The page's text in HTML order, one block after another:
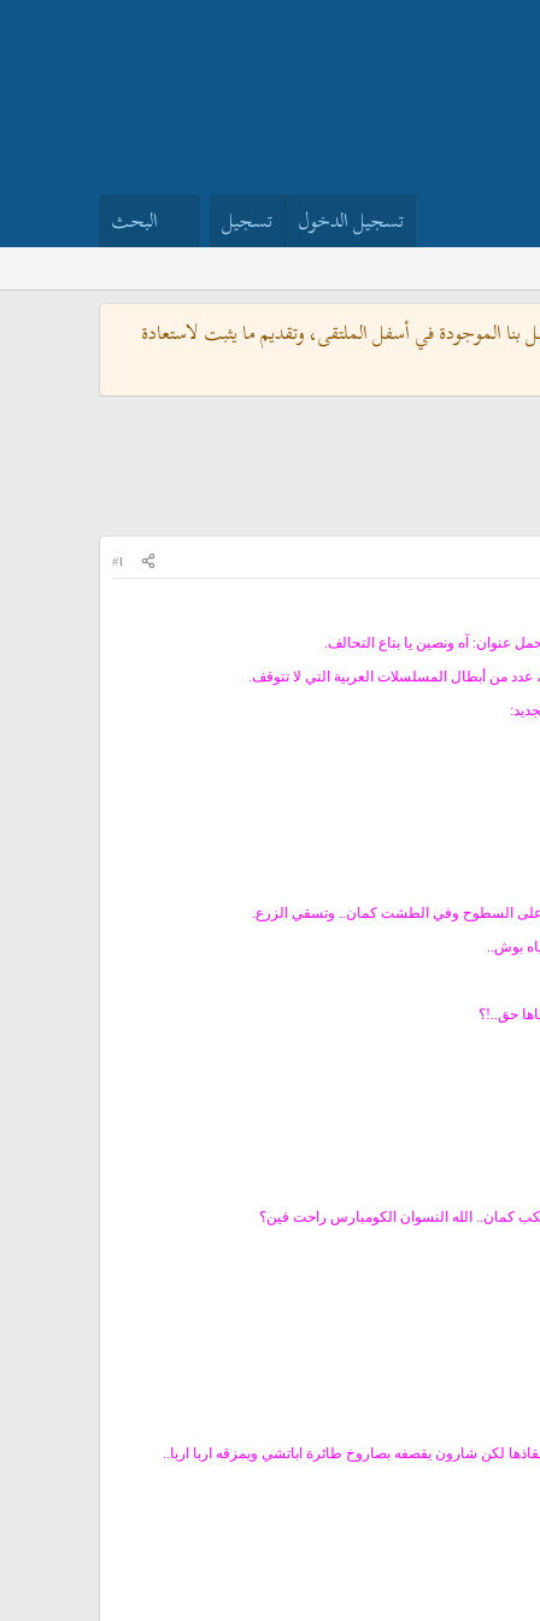
تسجيل الدخول تسجيل البحث
الموجودة في أسفل الملتقى، وتقديم ما يثبت لاستعادة
#1
عنوان: آه ونصين يا بتاع التحالف.
من أبطال المسلسلات العربية التي لا تتوقف.
على السطوح وفي الطشت كمان.. وتسقي الزرع.
بوش..
حق..!؟
كمان.. الله النسوان الكومبارس راحت فين؟
لكن شارون يقصفه بصاروخ طائرة اباتشي ويمزقه اربا اربا..